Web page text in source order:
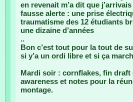
en revenait m’a dit que
fausse alerte : une prise
traumatisme des 12 étudiants
une dizaine d’années
..
Bon c’est tout pour la tout de
si y’a un ordi libre et si ça
Mardi soir : cornflakes, fin
awareness et notes pour la
montage.